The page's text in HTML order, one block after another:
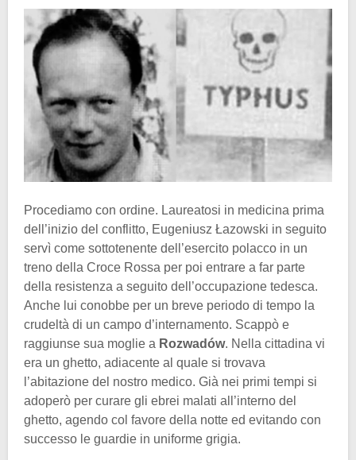
Procediamo con ordine. Laureatosi in medicina prima
dell’inizio del conflitto, Eugeniusz Łazowski in seguito
servì come sottotenente dell’esercito polacco in un
treno della Croce Rossa per poi entrare a far parte
della resistenza a seguito dell’occupazione tedesca.
Anche lui conobbe per un breve periodo di tempo la
crudeltà di un campo d’internamento. Scappò e
raggiunse sua moglie a Rozwadów. Nella cittadina vi
era un ghetto, adiacente al quale si trovava
l’abitazione del nostro medico. Già nei primi tempi si
adoperò per curare gli ebrei malati all’interno del
ghetto, agendo col favore della notte ed evitando con
successo le guardie in uniforme grigia.